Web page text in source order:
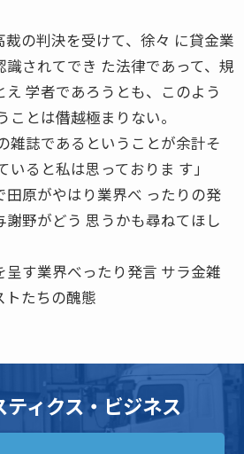
の判決を受けて、徐々 に貸金業
されてでき た法律であって、規
学者であろうとも、このよう
ことは僭越極まりない。
雑誌であるということが余計そ
いると私は思っておりま す」
田原がやはり業界べ ったりの発
野がどう 思うかも尋ねてほし
す業界べったり発言 サラ金雑
トたちの醜態
ティクス・ビジネス